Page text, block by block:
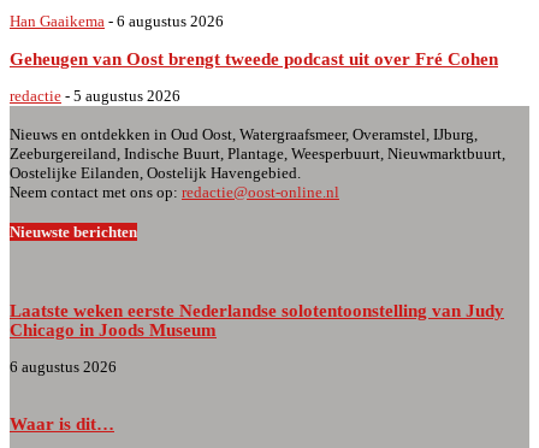
Han Gaaikema - 6 augustus 2026
Geheugen van Oost brengt tweede podcast uit over Fré Cohen
redactie - 5 augustus 2026
Nieuws en ontdekken in Oud Oost, Watergraafsmeer, Overamstel, IJburg,
Zeeburgereiland, Indische Buurt, Plantage, Weesperbuurt, Nieuwmarktbuurt,
Oostelijke Eilanden, Oostelijk Havengebied.
Neem contact met ons op: redactie@oost-online.nl
Nieuwste berichten
Laatste weken eerste Nederlandse solotentoonstelling van Judy
Chicago in Joods Museum
6 augustus 2026
Waar is dit…